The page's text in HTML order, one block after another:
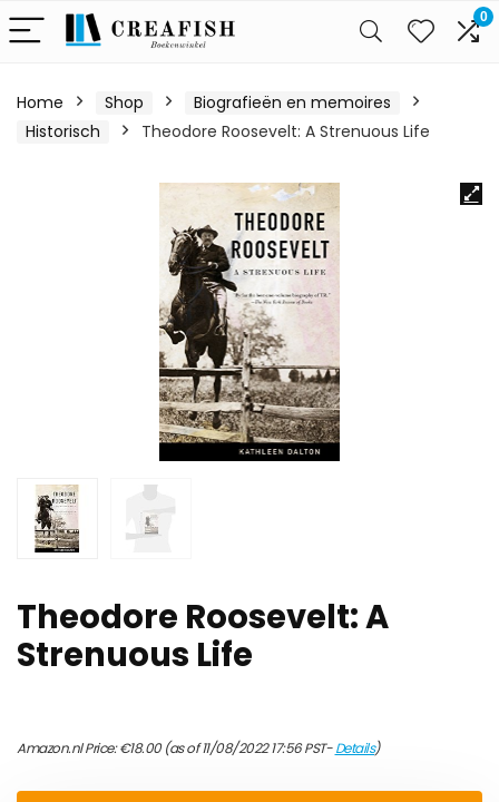
0
Home Shop
Biografieën en memoires
Historisch
Theodore Roosevelt: A Strenuous Life
Theodore Roosevelt: A
Strenuous Life
Amazon.nl Price:€18.00(as of 11/08/2022 17:56 PST-Details)